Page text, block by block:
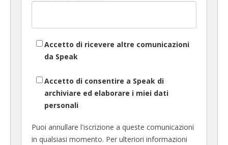
Accetto di ricevere altre comunicazioni
da Speak
Accetto di consentire a Speak di
archiviare ed elaborare i miei dati
personali
Puoi annullare l'iscrizione a queste comunicazioni
in qualsiasi momento. Per ulteriori informazioni